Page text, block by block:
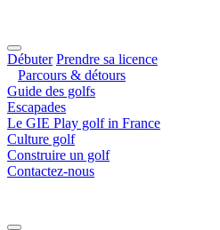
Débuter Prendre sa licence
Parcours & détours
Guide des golfs
Escapades
Le GIE Play golf in France
Culture golf
Construire un golf
Contactez-nous